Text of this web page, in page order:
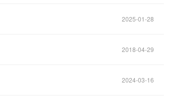
2025-01-28
2018-04-29
2024-03-16